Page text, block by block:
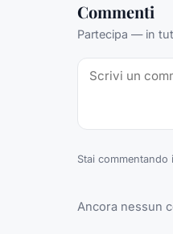
Commenti
Partecipa — in
Stai
Ancora nessun